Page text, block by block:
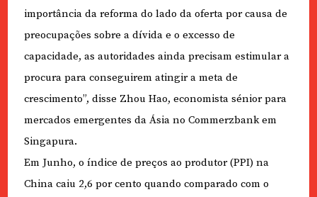
importância da reforma do lado da oferta por causa de
preocupações sobre a dívida e o excesso de
capacidade, as autoridades ainda precisam estimular a
procura para conseguirem atingir a meta de
crescimento”, disse Zhou Hao, economista sénior para
mercados emergentes da Ásia no Commerzbank em
Singapura.
Em Junho, o índice de preços ao produtor (PPI) na
China caiu 2,6 por cento quando comparado com o